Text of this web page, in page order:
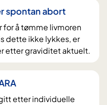
spontan abort
for å tømme livmoren
dette ikke lykkes, er
etter graviditet aktuelt.
etter individuelle